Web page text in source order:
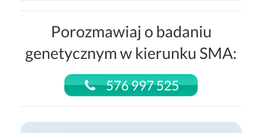
Porozmawiaj o badaniu
genetycznym w kierunku SMA:
576 997 525